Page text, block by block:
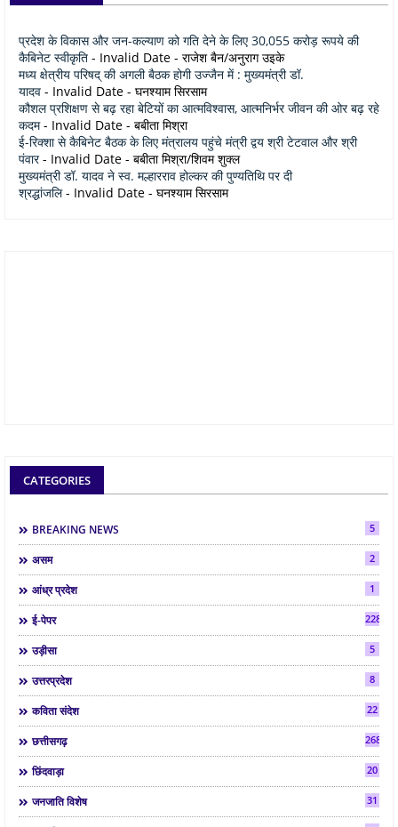
प्रदेश के विकास और जन-कल्याण को गति देने के लिए 30,055 करोड़ रूपये की
कैबिनेट स्वीकृति - Invalid Date - राजेश बैन/अनुराग उइके
मध्य क्षेत्रीय परिषद् की अगली बैठक होगी उज्जैन में : मुख्यमंत्री डॉ.
यादव - Invalid Date - घनश्याम सिरसाम
कौशल प्रशिक्षण से बढ़ रहा बेटियों का आत्मविश्वास, आत्मनिर्भर जीवन की ओर बढ़ रहे
कदम- Invalid Date - बबीता मिश्रा
ई-रिक्शा से कैबिनेट बैठक के लिए मंत्रालय पहुंचे मंत्री द्वय श्री टेटवाल और श्री
पंवार- Invalid Date - बबीता मिश्रा/शिवम शुक्ल
मुख्यमंत्री डॉ. यादव ने स्व. मल्हारराव होल्कर की पुण्यतिथि पर दी
श्रद्धांजलि- Invalid Date - घनश्याम सिरसाम
CATEGORIES
BREAKING NEWS 5
असम 2
आंध्र प्रदेश 1
ई-पेपर 2286
उड़ीसा 5
उत्तरप्रदेश 8
कविता संदेश 22
छत्तीसगढ़ 268
छिंदवाड़ा 20
जनजाति विशेष 31